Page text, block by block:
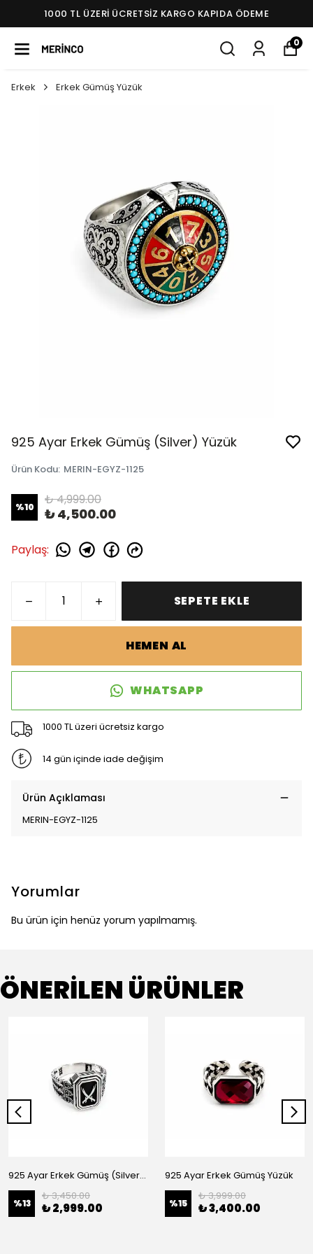
1000 TL ÜZERI ÜCRETSIZ KARGO KAPIDA ÖDEME
0
Erkek Erkek Gümüş Yüzük
925 Ayar Erkek Gümüş (Silver) Yüzük
Ürün Kodu: MERIN-EGYZ-1125
%10 ₺ 4,999.00
₺ 4,500.00
Paylaş:
SEPETE EKLE
HEMEN AL
WHATSAPP
1000 TL üzeri ücretsiz kargo
14 gün içinde iade değişim
Ürün Açıklaması
MERIN-EGYZ-1125
Yorumlar
Bu ürün için henüz yorum yapılmamış.
ÖNERİLEN ÜRÜNLER
925 Ayar Erkek Gümüş (Silver) Yüzük
%13
₺ 3,450.00
₺ 2,999.00
925 Ayar Erkek Gümüş Yüzük
%15
₺ 3,999.00
₺ 3,400.00